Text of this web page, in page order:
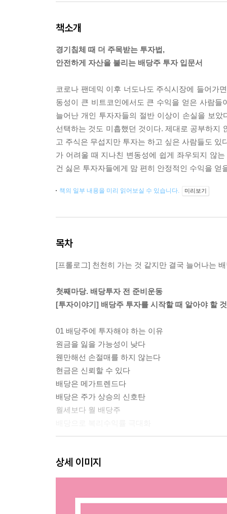
책소개
경기침체 때 더 주목받는 투자법,
안전하게 자산을 불리는 배당주 투자 입문서
코로나 팬데믹 이후 너도나도 주식시장에 들어가
동성이 큰 비트코인에서도 큰 수익을 얻은 사람
늘어난 개인 투자자들의 절반 이상이 손실을 보
선택하는 것도 미흡했던 것이다. 제대로 공부하지
고 주식은 무섭지만 투자는 하고 싶은 사람들도
가 어려울 때 지나친 변동성에 쉽게 좌우되지 않
건 싫은 투자자들에게 맘 편히 안정적인 수익을 얻
책의 일부 내용을 미리 읽어보실 수 있습니다. 미리보기
목차
[프롤로그] 천천히 가는 것 같지만 결국 늘어나는
첫째마당. 배당투자 전 준비운동
[투자이야기] 배당주 투자를 시작할 때 알아야 할
01 배당주에 투자해야 하는 이유
원금을 잃을 가능성이 낮다
웬만해선 손절매를 하지 않는다
현금은 신뢰할 수 있다
배당은 메가트렌드다
배당은 주가 상승의 신호탄
월세보다 월 배당주
배당주 투자는 따분하다?
배당주 투자는 배당금이 주요 수익이다?
03 배당 기초상식 A-Z
상세 이미지